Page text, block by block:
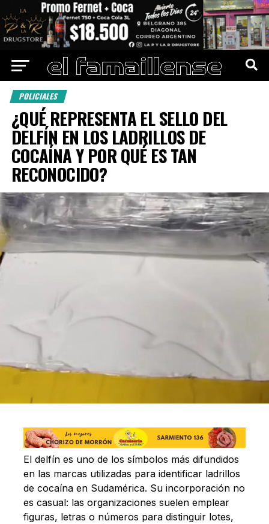
POLICIALES
¿QUÉ REPRESENTA EL SELLO DEL
DELFÍN EN LOS LADRILLOS DE
COCAÍNA Y POR QUÉ ES TAN
RECONOCIDO?
El delfín es uno de los símbolos más difundidos
en las marcas utilizadas para identificar ladrillos
de cocaína en Sudamérica. Su incorporación no
es casual: las organizaciones suelen emplear
figuras, letras o números para distinguir lotes,